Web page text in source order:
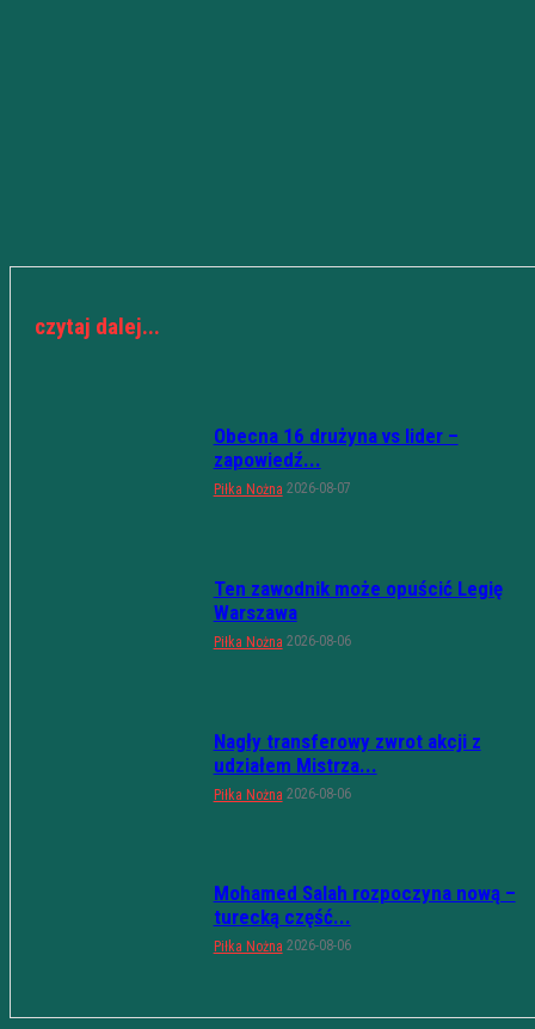
czytaj dalej...
Obecna 16 drużyna vs lider –
zapowiedź...
Piłka Nożna 2026-08-07
Ten zawodnik może opuścić Legię
Warszawa
Piłka Nożna 2026-08-06
Nagły transferowy zwrot akcji z
udziałem Mistrza...
Piłka Nożna 2026-08-06
Mohamed Salah rozpoczyna nową –
turecką część...
Piłka Nożna 2026-08-06